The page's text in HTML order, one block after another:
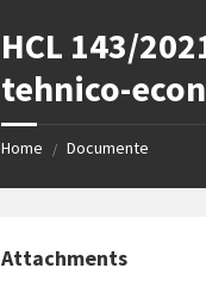
HCL 143/
tehnico-
Home / Documente
Attachments